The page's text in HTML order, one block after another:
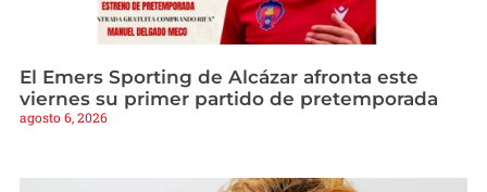
El Emers Sporting de Alcázar afronta este
viernes su primer partido de pretemporada
agosto 6, 2026